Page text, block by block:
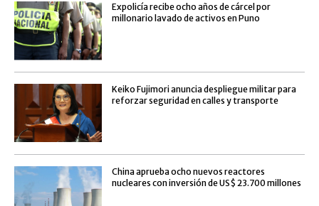
Expolicía recibe ocho años de cárcel por
millonario lavado de activos en Puno
Keiko Fujimori anuncia despliegue militar para
reforzar seguridad en calles y transporte
China aprueba ocho nuevos reactores
nucleares con inversión de US$ 23.700 millones